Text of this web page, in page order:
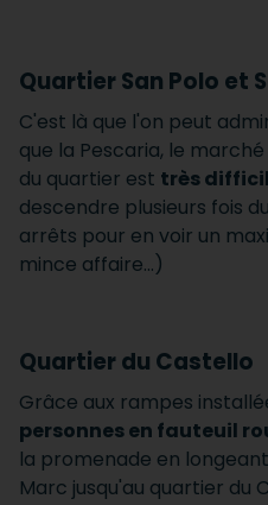
Quartier San Polo et
C'est là que l'on peut
que la Pescaria, le
du quartier est très
descendre plusieurs fois
arrêts pour en voir un
mince affaire...)
Quartier du Castello
Grâce aux rampes
personnes en fauteuil
la promenade en
Marc jusqu'au quartier du